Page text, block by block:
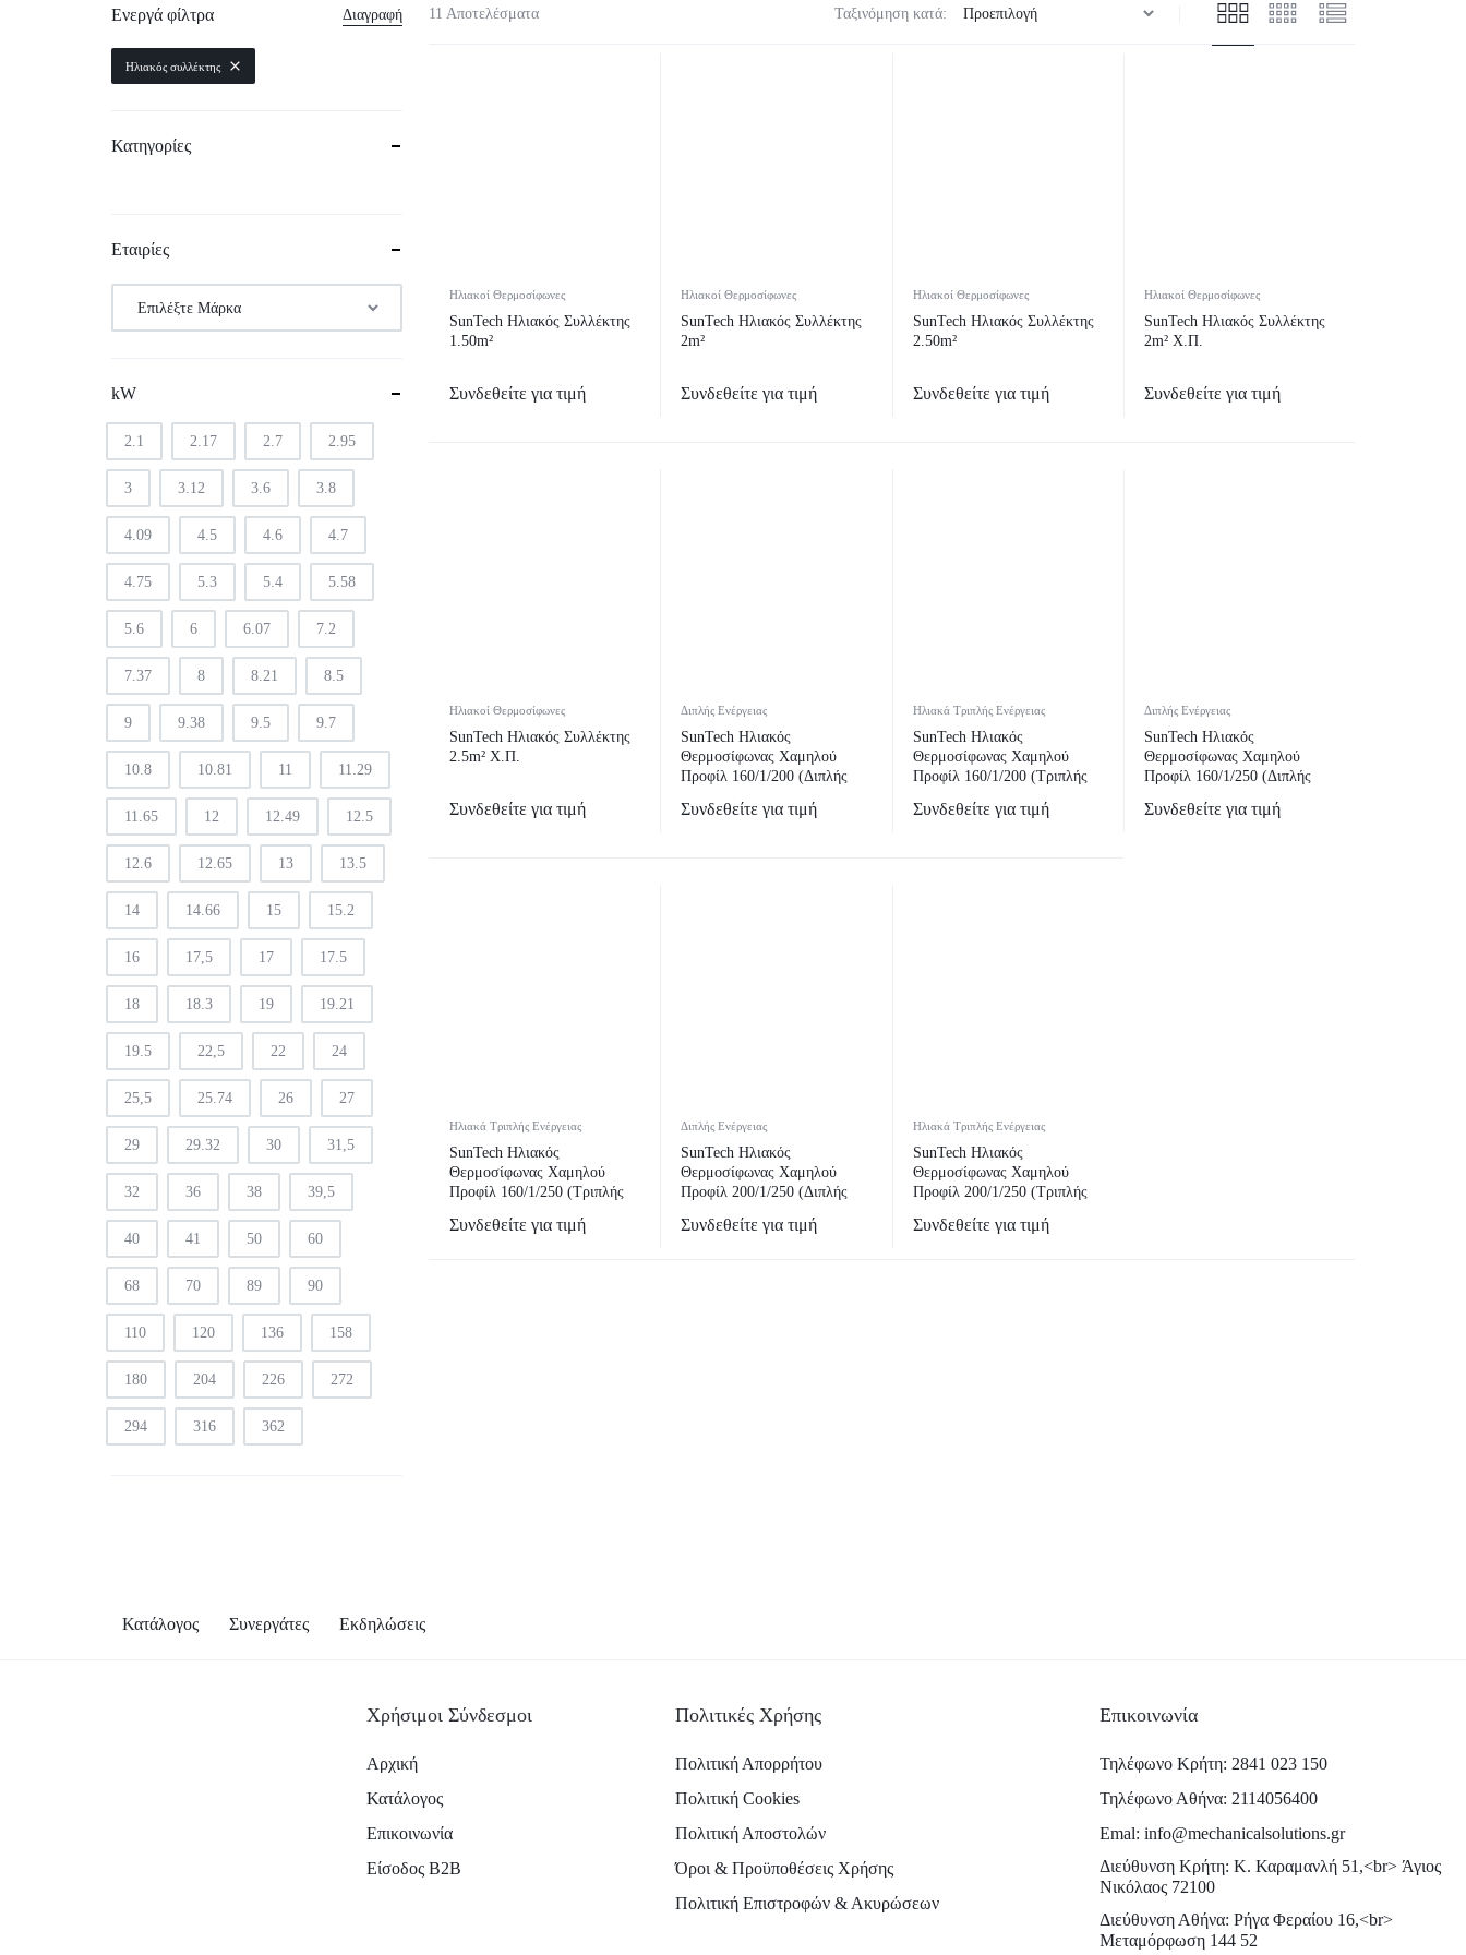
Boiler – Buffer
Κυκλοφορητές
Σύστημα Πολυστρωματικής
11 Αποτελέσματα Ταξινόμηση κατά:
Ηλιακοί Θερμοσίφωνες
SunTech Ηλιακός Συλλέκτης
1.50m²
Συνδεθείτε για τιμή
Ηλιακοί Θερμοσίφωνες
SunTech Ηλιακός Συλλέκτης
2m²
Συνδεθείτε για τιμή
Ηλιακοί Θερμοσίφωνες
SunTech Ηλιακός Συλλέκτης
2.50m²
Συνδεθείτε για τιμή
Ηλιακοί Θερμοσίφωνες
SunTech Ηλιακός Συλλέκτης
2m² Χ.Π.
Συνδεθείτε για τιμή
Ηλιακοί Θερμοσίφωνες
SunTech Ηλιακός Συλλέκτης
2.5m² Χ.Π.
Συνδεθείτε για τιμή
Διπλής Ενέργειας
SunTech Ηλιακός
Θερμοσίφωνας Χαμηλού
Προφίλ 160/1/200 (Διπλής
Συνδεθείτε για τιμή
Ηλιακά Τριπλής Ενέργειας
SunTech Ηλιακός
Θερμοσίφωνας Χαμηλού
Προφίλ 160/1/200 (Τριπλής
Συνδεθείτε για τιμή
Διπλής Ενέργειας
SunTech Ηλιακός
Θερμοσίφωνας Χαμηλού
Προφίλ 160/1/250 (Διπλής
Συνδεθείτε για τιμή
Ηλιακά Τριπλής Ενέργειας
SunTech Ηλιακός
Θερμοσίφωνας Χαμηλού
Προφίλ 160/1/250 (Τριπλής
Συνδεθείτε για τιμή
Διπλής Ενέργειας
SunTech Ηλιακός
Θερμοσίφωνας Χαμηλού
Προφίλ 200/1/250 (Διπλής
Συνδεθείτε για τιμή
Ηλιακά Τριπλής Ενέργειας
SunTech Ηλιακός
Θερμοσίφωνας Χαμηλού
Προφίλ 200/1/250 (Τριπλής
Συνδεθείτε για τιμή
Ενεργά φίλτρα Διαγραφή
Ηλιακός συλλέκτης
Κατηγορίες
Εταιρίες
kW
2.1 2.17 2.7 2.95
3 3.12 3.6 3.8
4.09 4.5 4.6 4.7
4.75 5.3 5.4 5.58
5.6 6 6.07 7.2
7.37 8 8.21 8.5
9 9.38 9.5 9.7
10.8 10.81 11 11.29
11.65 12 12.49 12.5
12.6 12.65 13 13.5
14 14.66 15 15.2
16 17,5 17 17.5
18 18.3 19 19.21
19.5 22,5 22 24
25,5 25.74 26 27
29 29.32 30 31,5
32 36 38 39,5
40 41 50 60
68 70 89 90
110 120 136 158
180 204 226 272
294 316 362
Κατάλογος Συνεργάτες Εκδηλώσεις
Χρήσιμοι Σύνδεσμοι
Αρχική
Κατάλογος
Επικοινωνία
Είσοδος B2B
Πολιτικές Χρήσης
Πολιτική Απορρήτου
Πολιτική Cookies
Πολιτική Αποστολών
Όροι & Προϋποθέσεις Χρήσης
Πολιτική Επιστροφών & Ακυρώσεων
Επικοινωνία
Τηλέφωνο Κρήτη: 2841 023 150
Τηλέφωνο Αθήνα: 2114056400
Emal: info@mechanicalsolutions.gr
Διεύθυνση Κρήτη: Κ. Καραμανλή 51,<br> Άγιος
Νικόλαος 72100
Διεύθυνση Αθήνα: Ρήγα Φεραίου 16,<br>
Μεταμόρφωση 144 52